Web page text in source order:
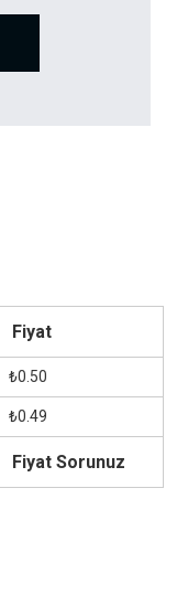
Fiyat
₺0.50
₺0.49
Fiyat Sorunuz